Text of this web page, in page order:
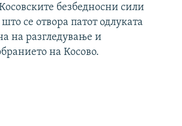
безбедносни сили
се отвора патот одлуката
на разгледување и
на Косово.